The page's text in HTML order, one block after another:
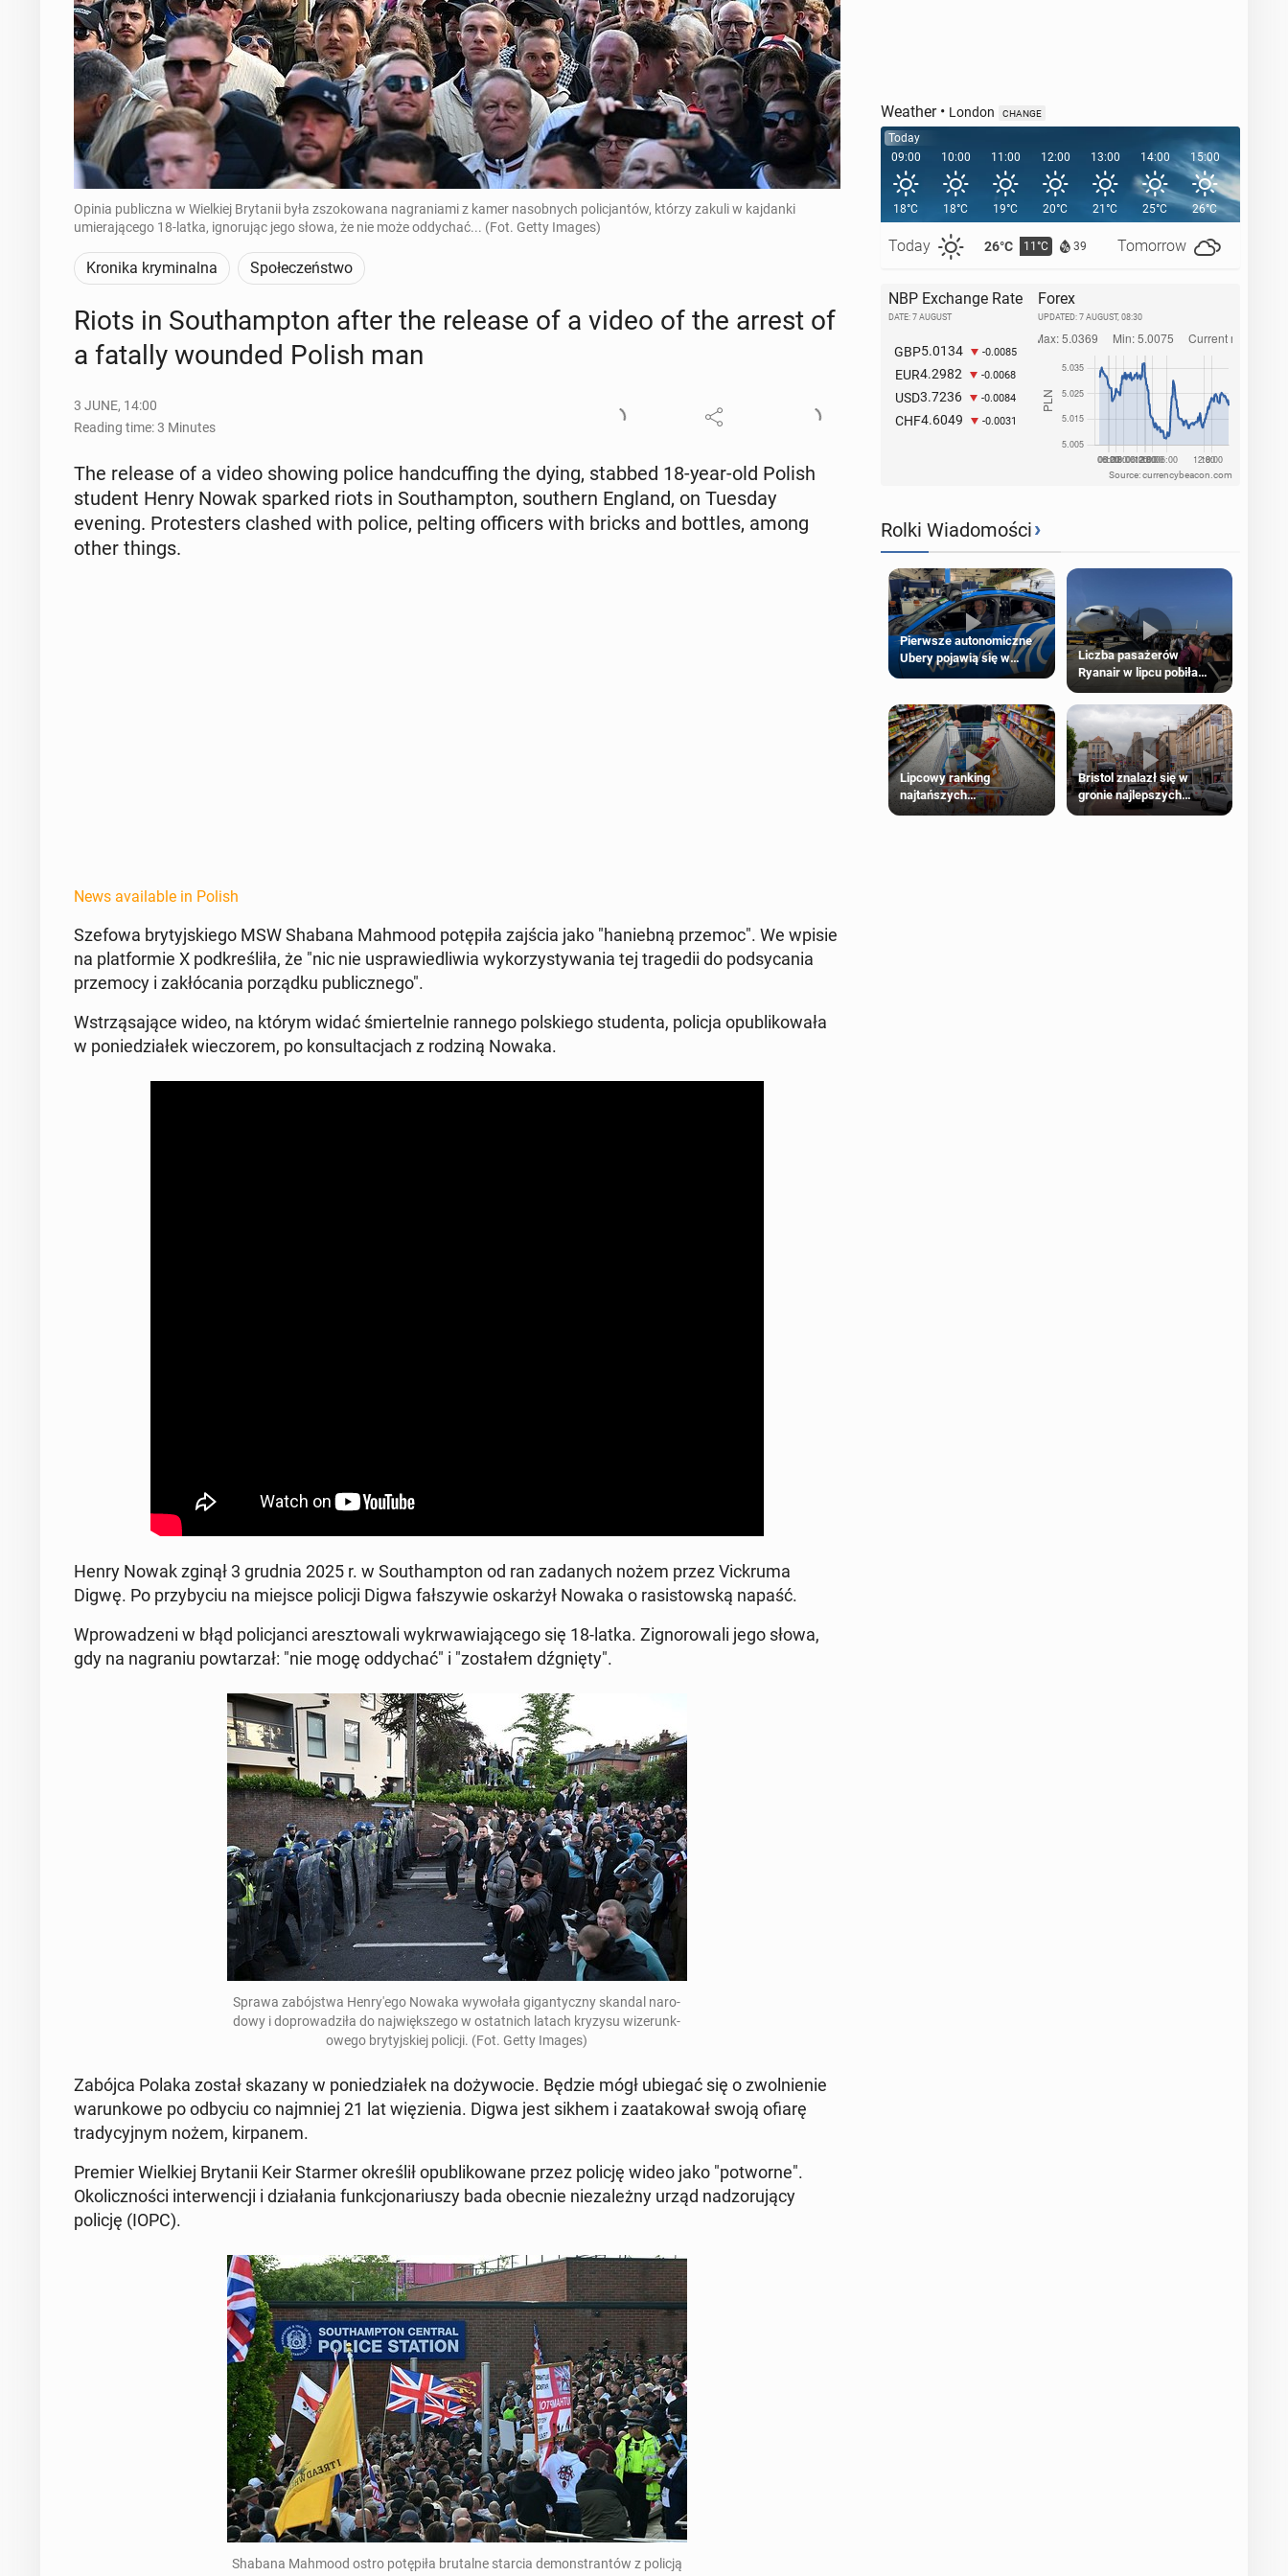
Opinia publiczna w Wielkiej Brytanii była zszokowana nagraniami z kamer nasobnych policjantów, którzy zakuli w kajdanki
umierającego 18-latka, ignorując jego słowa, że nie może oddychać... (Fot. Getty Images)
Kronika kryminalna Społeczeństwo
Riots in Southamp­ton after the release of a video of the arrest of
a fatally wounded Polish man
3 JUNE, 14:00
Reading time: 3 Minutes
The release of a video showing police hand­cuff­ing the dying, stabbed 18-year-old Polish
student Henry Nowak sparked riots in Southamp­ton, south­ern England, on Tuesday
evening. Pro­test­ers clashed with police, pelting of­fi­cers with bricks and bottles, among
other things.
News available in Polish
Szefowa bry­tyjskiego MSW Shabana Mahmood potępiła zajścia jako "hanieb­ną przemoc". We wpisie
na plat­formie X pod­kreśliła, że "nic nie us­praw­iedli­wia wyko­rzysty­wa­nia tej tragedii do podsy­ca­nia
prze­mo­cy i za­kłó­ca­nia porząd­ku pub­licznego".
Wstrząsające wideo, na którym widać śmiertel­nie rannego pol­skiego stu­den­ta, policja op­ub­likowała
w poniedzi­ałek wiec­zorem, po kon­sul­tac­jach z rodziną Nowaka.
Henry Nowak zginął 3 grudnia 2025 r. w Southamp­ton od ran zadanych nożem przez Vick­ru­ma
Digwę. Po przy­by­ciu na miejsce policji Digwa fałszy­wie os­karżył Nowaka o ra­sis­towską napaść.
Wprowadzeni w błąd polic­jan­ci aresz­towali wykr­waw­ia­jącego się 18-latka. Zig­norowali jego słowa,
gdy na na­gra­niu pow­tarzał: "nie mogę odd­y­chać" i "zostałem dźg­nię­ty".
Sprawa zabójst­wa Hen­ry'ego Nowaka wywołała gi­gan­ty­czny skandal nar­o­
dowy i do­prowadz­iła do na­jwięk­szego w os­tat­nich latach kryzysu wiz­erunk­
owego bry­tyjskiej policji. (Fot. Getty Images)
Zabójca Polaka został skazany w poniedzi­ałek na doży­wocie. Będzie mógł ubiegać się o zwol­nie­nie
warunk­owe po odbyciu co na­jm­niej 21 lat więzienia. Digwa jest sikhem i za­atakował swoją ofiarę
trady­cyjnym nożem, kir­panem.
Premier Wielkiej Bry­tanii Keir Starmer określił op­ub­likowane przez policję wideo jako "pot­worne".
Okolicznoś­ci in­ter­wencji i dzi­ała­nia funkcjonar­iuszy bada obecnie nieza­leżny urząd nad­zoru­ją­cy
policję (IOPC).
Shabana Mahmood ostro potępiła bru­talne starcia demon­stran­tów z policją
Weather• London CHANGE
Today
09:00
18°C
Today 26°C 11°C 39 Tomorrow
10:00
18°C
11:00
19°C
12:00
20°C
13:00
21°C
14:00
25°C
15:00
26°C
16:00
NBP Exchange Rate
DATE: 7 AUGUST
GBP5.0134 -0.0085
EUR4.2982 -0.0068
USD3.7236 -0.0084
CHF4.6049 -0.0031
Forex
UPDATED: 7 AUGUST, 08:30
Source: currencybeacon.com
Rolki Wiadomości›
Pierwsze autonomiczne
Ubery pojawią się w
Londynie jeszcze tego
Liczba pasażerów
Ryanair w lipcu pobiła
rekord
Lipcowy ranking
najtańszych
supermarketów
Bristol znalazł się w
gronie najlepszych
kierunków podróży na